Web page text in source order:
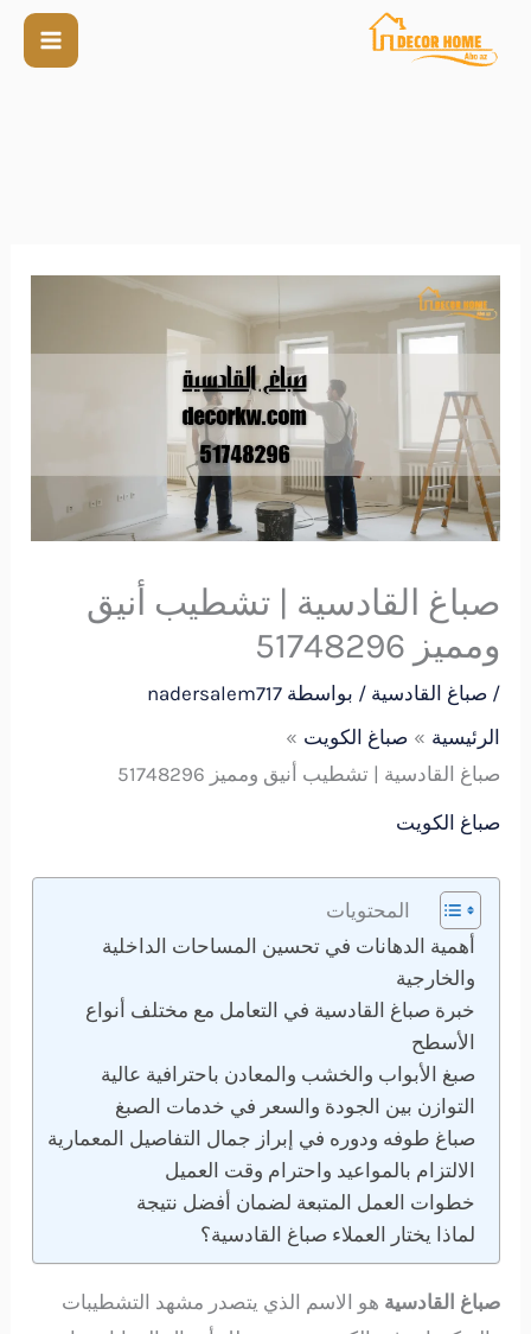
صباغ القادسية | تشطيب أنيق
ومميز 51748296
/صباغ القادسية / بواسطة nadersalem717
الرئيسية
صباغ الكويت
صباغ القادسية | تشطيب أنيق ومميز 51748296
صباغ الكويت
المحتويات
أهمية الدهانات في تحسين المساحات الداخلية
والخارجية
خبرة صباغ القادسية في التعامل مع مختلف أنواع
الأسطح
صبغ الأبواب والخشب والمعادن باحترافية عالية
التوازن بين الجودة والسعر في خدمات الصبغ
صباغ طوفه ودوره في إبراز جمال التفاصيل المعمارية
الالتزام بالمواعيد واحترام وقت العميل
خطوات العمل المتبعة لضمان أفضل نتيجة
لماذا يختار العملاء صباغ القادسية؟
صباغ القادسية هو الاسم الذي يتصدر مشهد التشطيبات